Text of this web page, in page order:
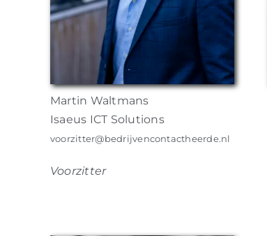
Martin Waltmans
Isaeus ICT Solutions
voorzitter@bedrijvencontactheerde.nl
Voorzitter